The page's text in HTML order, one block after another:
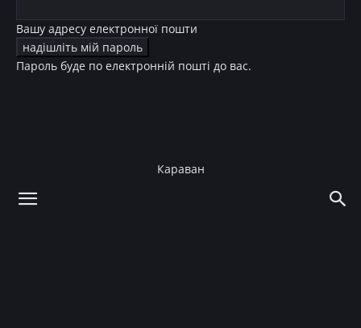
Вашу адресу електронної пошти
Пароль буде по електронній пошті до вас.
Караван